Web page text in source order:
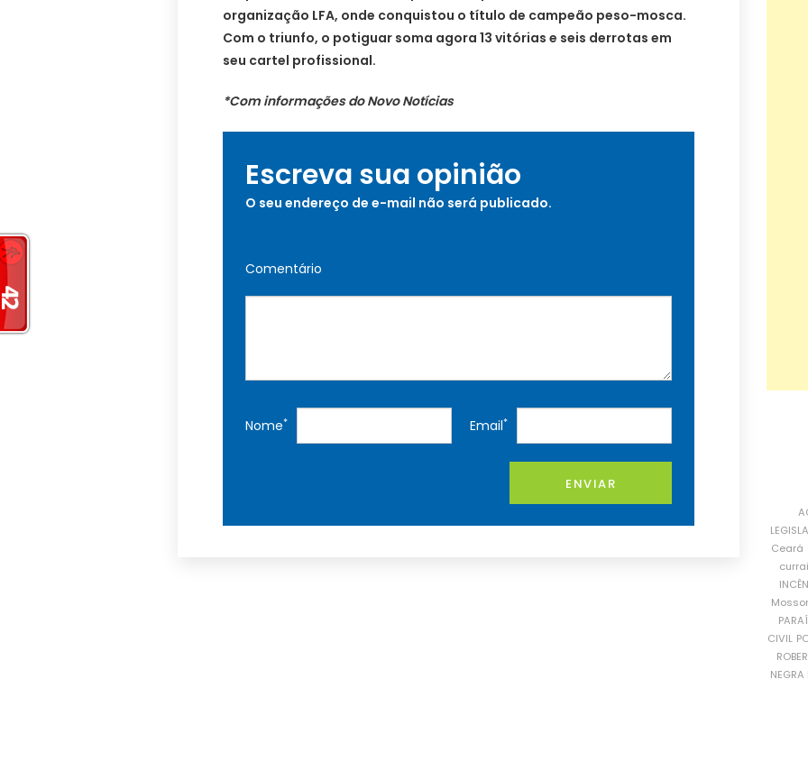
organização LFA, onde conquistou o título de campeão peso-mosca.
Com o triunfo, o potiguar soma agora 13 vitórias e seis derrotas em
seu cartel profissional.
*Com informações do Novo Notícias
Escreva sua opinião
O seu endereço de e-mail não será publicado.
Comentário
Nome* Email*
ENVIAR
Ceará
CIVIL
NEGRA